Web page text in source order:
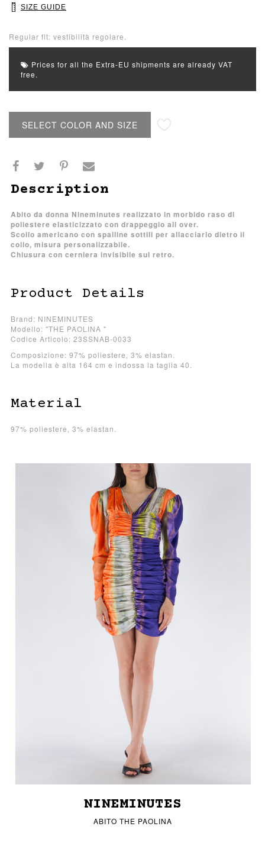
SIZE GUIDE
Regular fit: vestibilità regolare.
Prices for all the Extra-EU shipments are already VAT
free.
SELECT COLOR AND SIZE
Description
Abito da donna Nineminutes realizzato in morbido raso di
poliestere elasticizzato con drappeggio all over.
Scollo americano con spalline sottili per allacciarlo dietro il
collo, misura personalizzabile.
Chiusura con cerniera invisibile sul retro.
Product Details
Brand: NINEMINUTES
Modello: "THE PAOLINA "
Codice Articolo: 23SSNAB-0033
Composizione: 97% poliestere, 3% elastan.
La modella è alta 164 cm e indossa la taglia 40.
Material
97% poliestere, 3% elastan.
NINEMINUTES
ABITO THE PAOLINA